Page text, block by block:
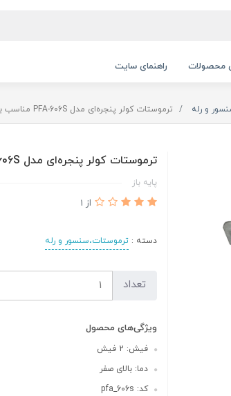
محصولات راهنمای سایت
و رله ترموستات کولر پنجره‌ای مدل PFA-606S مناسب برای کولر اجنرال
ترموستات کولر پنجره‌ای مدل PFA-606S مناسب برای کولر اجنرال
پایه باز
از 1
دسته :ترموستات،سنسور و رله
تعداد
ویژگی‌های محصول
فیش: 2 فیش
دما: بالای صفر
کد: pfa_606s